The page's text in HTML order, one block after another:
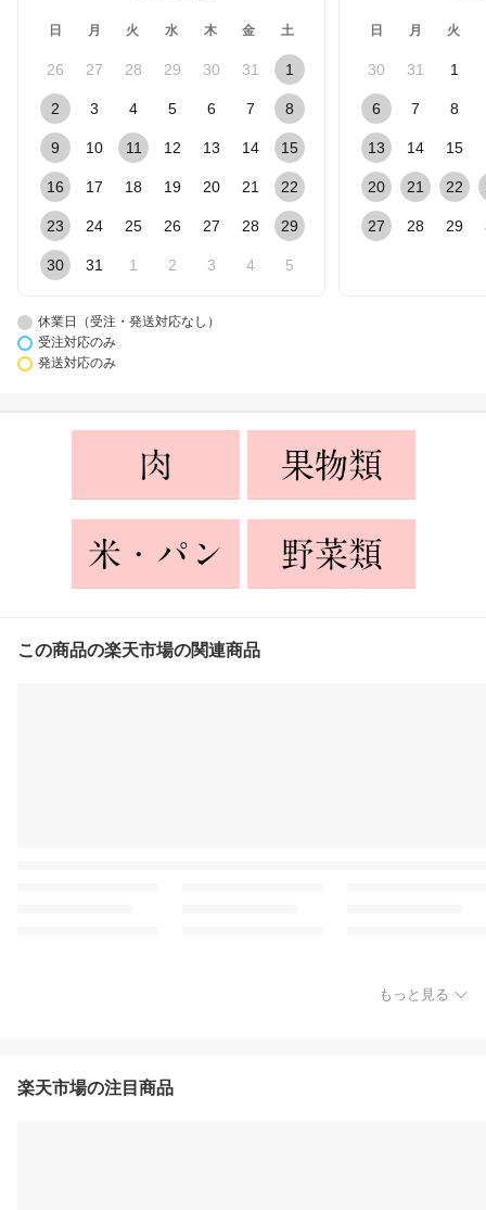
日 月 火 水 木 金 土
26 27 28 29 30 31 1
2 3 4 5 6 7 8
9 10 11 12 13 14 15
16 17 18 19 20 21 22
23 24 25 26 27 28 29
30 31 1 2 3 4 5
日 月 火
30 31 1
6 7 8
13 14 15
20 21 22
27 28 29
休業日（受注・発送対応なし）
受注対応のみ
発送対応のみ
この商品の楽天市場の関連商品
もっと見る
楽天市場の注目商品